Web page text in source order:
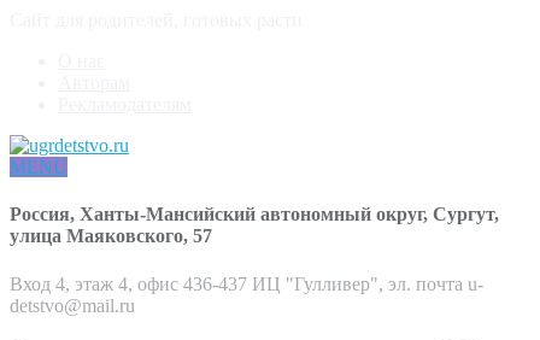
MENU
Россия, Ханты-Мансийский автономный округ, Сургут,
улица Маяковского, 57
Вход 4, этаж 4, офис 436-437 ИЦ "Гулливер", эл. почта u-
detstvo@mail.ru